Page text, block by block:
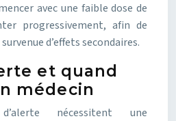
avec une faible dose de
progressivement, afin de
d’effets secondaires.
et quand
médecin
nécessitent une